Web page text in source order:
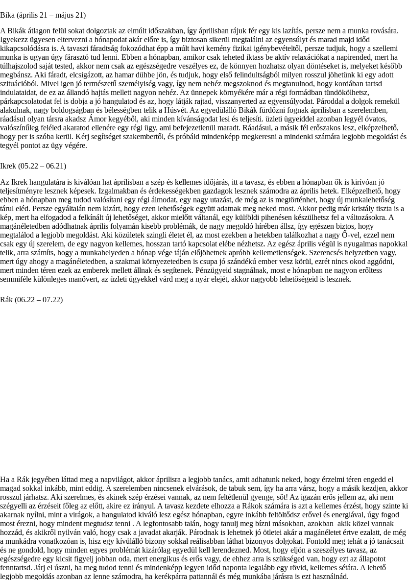
Bika (április 21 – május 21)
A Bikák átlagon felül sokat dolgoztak az elmúlt időszakban, így áprilisban rájuk fér egy kis lazítás, persze nem a munka rovására.
Igyekezz ügyesen eltervezni a hónapodat akár előre is, így biztosan sikerül megtalálni az egyensúlyt és marad majd időd
kikapcsolódásra is. A tavaszi fáradtság fokozódhat épp a múlt havi kemény fizikai igénybevételtől, persze tudjuk, hogy a szellemi
munka is ugyan úgy fárasztó tud lenni. Ebben a hónapban, amikor csak teheted iktass be aktív relaxációkat a napirended, mert ha
túlhajszolod saját tested, akkor nem csak az egészségedre veszélyes ez, de könnyen hozhatsz olyan döntéseket is, melyeket később
megbánsz. Aki fáradt, elcsigázott, az hamar dühbe jön, és tudjuk, hogy első felindultságból milyen rosszul jöhetünk ki egy adott
szituációból. Mivel igen jó természetű személyiség vagy, így nem nehéz megszoknod és megtanulnod, hogy kordában tartsd
indulataidat, de ez az állandó hajtás mellett nagyon nehéz. Az ünnepek környékére már a régi formádban tündökölhetsz,
párkapcsolatodat fel is dobja a jó hangulatod és az, hogy látják rajtad, visszanyerted az egyensúlyodat. Pároddal a dolgok remekül
alakulnak, nagy boldogságban és bélességben telik a Húsvét. Az egyedülálló Bikák fürdőzni fognak áprilisban a szerelemben,
ráadásul olyan társra akadsz Ámor kegyéből, aki minden kívánságodat lesi és teljesíti. üzleti ügyeiddel azonban legyél óvatos,
valószínűleg feléled akaratod ellenére egy régi ügy, ami befejezetlenül maradt. Ráadásul, a másik fél erőszakos lesz, elképzelhető,
hogy per is szóba kerül. Kérj segítséget szakembertől, és próbáld mindenképp megkeresni a mindenki számára legjobb megoldást és
tegyél pontot az ügy végére.
Ikrek (05.22 – 06.21)
Az Ikrek hangulatára is kiválóan hat áprilisban a szép és kellemes időjárás, itt a tavasz, és ebben a hónapban ők is kirívóan jó
teljesítményre lesznek képesek. Izgalmakban és érdekességekben gazdagok lesznek számodra az április hetek. Elképzelhető, hogy
ebben a hónapban meg tudod valósítani egy régi álmodat, egy nagy utazást, de még az is megtörténhet, hogy új munkalehetőség
tárul eléd. Persze egyáltalán nem kizárt, hogy ezen lehetőségek együtt adatnak meg neked most. Akkor pedig már kristály tiszta is a
kép, mert ha elfogadod a felkínált új lehetőséget, akkor mielőtt váltanál, egy külföldi pihenésen készülhetsz fel a változásokra. A
magánéletedben adódhatnak április folyamán kisebb problémák, de nagy megoldó hírében állsz, így egészen biztos, hogy
megtalálod a legjobb megoldást. Aki közületek szingli életet él, az most ezekben a hetekben találkozhat a nagy Ő-vel, ezzel nem
csak egy új szerelem, de egy nagyon kellemes, hosszan tartó kapcsolat elébe nézhetsz. Az egész április végül is nyugalmas napokkal
telik, arra számíts, hogy a munkahelyeden a hónap vége táján előjöhetnek apróbb kellemetlenségek. Szerencsés helyzetben vagy,
mert úgy ahogy a magánéletedben, a szakmai környezetedben is csupa jó szándékú ember vesz körül, ezrét nincs okod aggódni,
mert minden téren ezek az emberek mellett állnak és segítenek. Pénzügyeid stagnálnak, most e hónapban ne nagyon erőltess
semmiféle különleges manővert, az üzleti ügyekkel várd meg a nyár elejét, akkor nagyobb lehetőségeid is lesznek.
Rák (06.22 – 07.22)
Ha a Rák jegyében láttad meg a napvilágot, akkor áprilisra a legjobb tanács, amit adhatunk neked, hogy érzelmi téren engedd el
magad sokkal inkább, mint eddig. A szerelemben nincsenek elvárások, de tabuk sem, így ha arra vársz, hogy a másik kezdjen, akkor
rosszul járhatsz. Aki szerelmes, és akinek szép érzései vannak, az nem feltétlenül gyenge, sőt! Az igazán erős jellem az, aki nem
szégyelli az érzéseit főleg az előtt, akire ez irányul. A tavasz kezdete elhozza a Rákok számára is azt a kellemes érzést, hogy szinte ki
akarnak nyílni, mint a virágok, a hangulatod kiváló lesz egész hónapban, egyre inkább feltöltődsz erővel és energiával, úgy fogod
most érezni, hogy mindent megtudsz tenni . A legfontosabb talán, hogy tanulj meg bízni másokban, azokban akik közel vannak
hozzád, és akikről nyilván való, hogy csak a javadat akarják. Párodnak is lehetnek jó ötletei akár a magánéletet értve ezalatt, de még
a munkádra vonatkozóan is, hisz egy kívülálló bizony sokkal reálisabban láthat bizonyos dolgokat. Fontold meg tehát a jó tanácsait
és ne gondold, hogy minden egyes problémát kizárólag egyedül kell lerendezned. Most, hogy eljön a szeszélyes tavasz, az
egészségedre egy kicsit figyelj jobban oda, mert energikus és erős vagy, de ehhez arra is szükséged van, hogy ezt az állapotot
fenntartsd. Járj el úszni, ha meg tudod tenni és mindenképp legyen időd naponta legalább egy rövid, kellemes sétára. A lehető
legjobb megoldás azonban az lenne számodra, ha kerékpárra pattannál és még munkába járásra is ezt használnád.